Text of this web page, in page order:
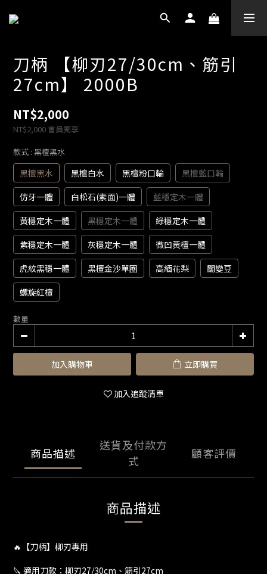
刀柄 【柳刃27/30cm、筋引
27cm】 2000B
NT$2,000
NT$2,000 會員獨享
款式 : 黑檀黑水
黑檀黑水 黑檀白水 黑檀粉口輪
黑檀藍口輪
仿牙一體
白松石(素面)一體
藍穩定木一體
黃穩定木一體
黑穩定木一體
綠穩定木一體
紫穩定木一體
灰穩定木一體
微凹黃檀一體
虎紋黑穩一體
黑檀金沙單圈 高緬花梨
闊變豆
螺旋紅檀
數量
加入購物車 立即購買
加入追蹤清單
商品描述
送貨及付款方
式
顧客評價
商品描述
🔥【刀柄】柳刃專用
🔪 適用刀款：柳刃27/30cm、筋引27cm